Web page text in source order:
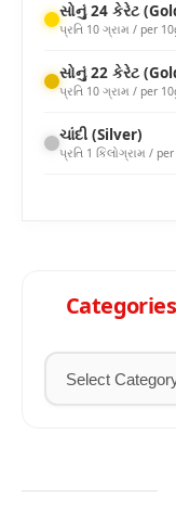
સોનું 24 કેરેટ
પ્રતિ 10 ગ્રામ / per
સોનું 22 કેરેટ
પ્રતિ 10 ગ્રામ / per
ચાંદી (Silver)
પ્રતિ 1 કિલોગ્રામ /
Categories